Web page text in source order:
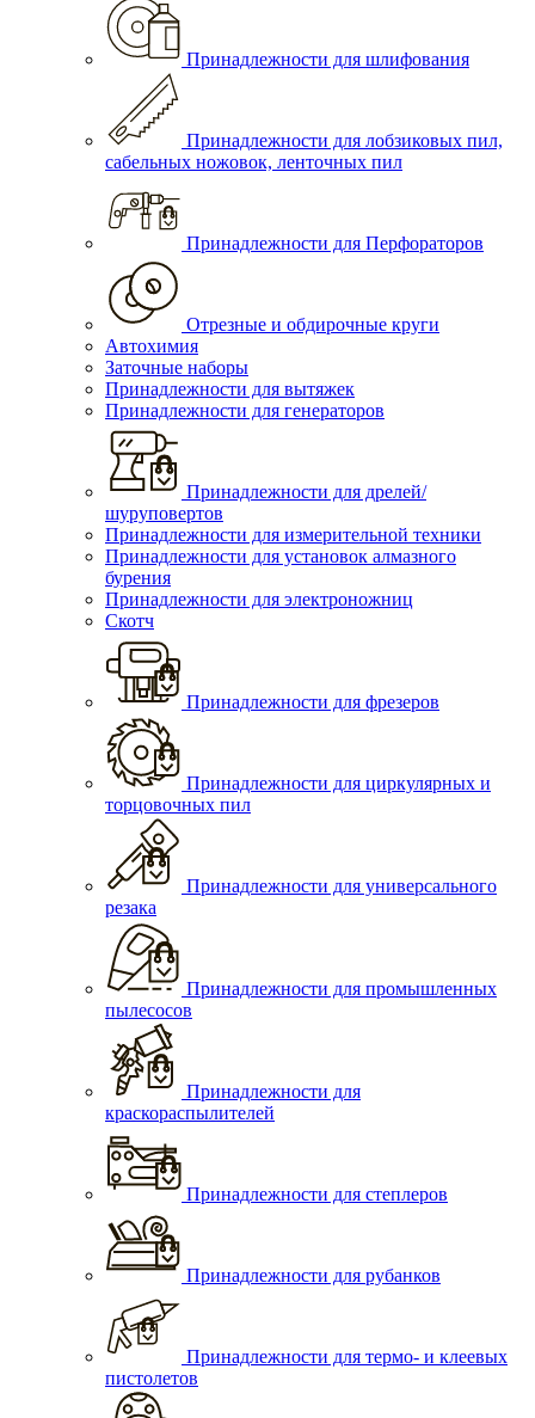
Принадлежности для шлифования
Принадлежности для лобзиковых пил,
сабельных ножовок, ленточных пил
Принадлежности для Перфораторов
Отрезные и обдирочные круги
Автохимия
Заточные наборы
Принадлежности для вытяжек
Принадлежности для генераторов
Принадлежности для дрелей/
шуруповертов
Принадлежности для измерительной техники
Принадлежности для установок алмазного
бурения
Принадлежности для электроножниц
Скотч
Принадлежности для фрезеров
Принадлежности для циркулярных и
торцовочных пил
Принадлежности для универсального
резака
Принадлежности для промышленных
пылесосов
Принадлежности для
краскораспылителей
Принадлежности для степлеров
Принадлежности для рубанков
Принадлежности для термо- и клеевых
пистолетов